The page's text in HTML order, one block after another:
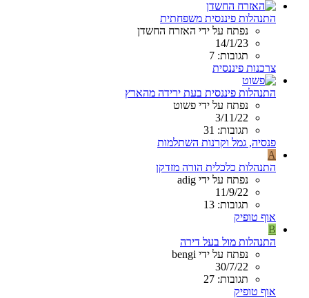
התנהלות פיננסית משפחתית
נפתח על ידי האזרח החשדן
14/1/23
תגובות: 7
צרכנות פיננסית
התנהלות פיננסית בעת ירידה מהארץ
נפתח על ידי פשוט
3/11/22
תגובות: 31
פנסיה, גמל וקרנות השתלמות
A
התנהלות כלכלית הורה מזדקן
נפתח על ידי adig
11/9/22
תגובות: 13
אוף טופיק
B
התנהלות מול בעל דירה
נפתח על ידי bengi
30/7/22
תגובות: 27
אוף טופיק